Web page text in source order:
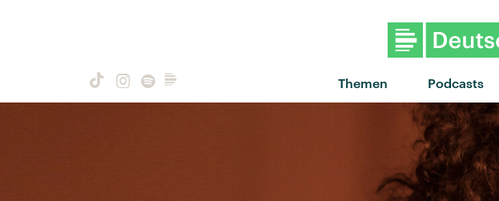
Themen Podcasts